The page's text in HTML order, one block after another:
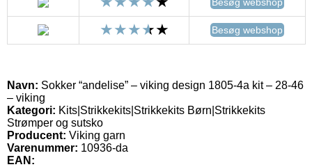
Besøg webshop
Navn: Sokker “andelise” – viking design 1805-4a kit – 28-46
– viking
Kategori: Kits|Strikkekits|Strikkekits Børn|Strikkekits
Strømper og sutsko
Producent: Viking garn
Varenummer: 10936-da
EAN: